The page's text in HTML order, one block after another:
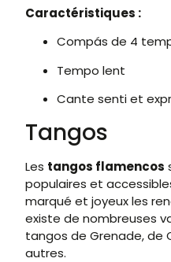
Caractéristiques :
Compás de 4
Tempo lent
Cante senti et
Tangos
Les tangos flamencos
populaires et
marqué et joyeux les
existe de nombreuses
tangos de Grenade, de
autres.